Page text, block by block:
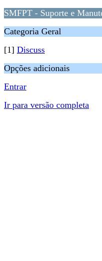
SMFPT - Suporte e
Categoria Geral
[1] Discuss
Opções adicionais
Entrar
Ir para versão completa